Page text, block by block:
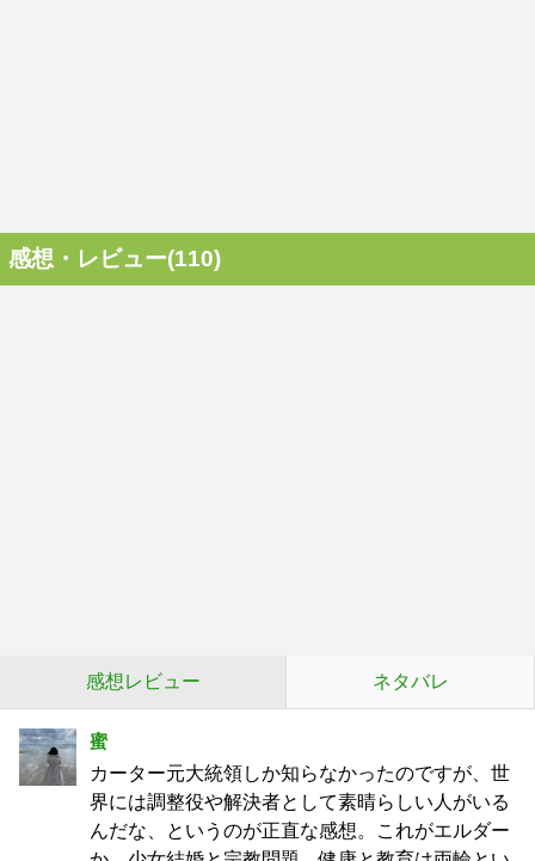
感想・レビュー(110)
感想レビュー ネタバレ
蜜
カーター元大統領しか知らなかったのですが、世
界には調整役や解決者として素晴らしい人がいる
んだな、というのが正直な感想。これがエルダー